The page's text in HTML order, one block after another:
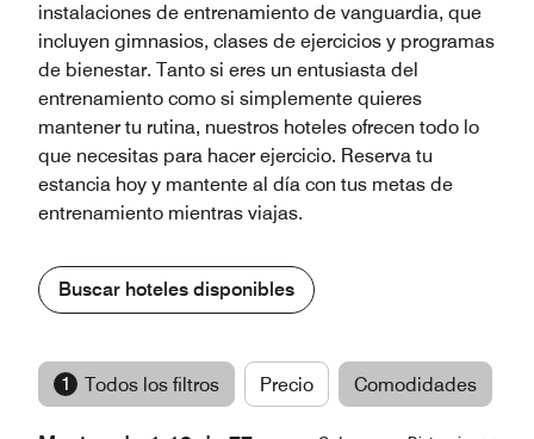
instalaciones de entrenamiento de vanguardia, que
incluyen gimnasios, clases de ejercicios y programas
de bienestar. Tanto si eres un entusiasta del
entrenamiento como si simplemente quieres
mantener tu rutina, nuestros hoteles ofrecen todo lo
que necesitas para hacer ejercicio. Reserva tu
estancia hoy y mantente al día con tus metas de
entrenamiento mientras viajas.
Buscar hoteles disponibles
1 Todos los filtros Precio Comodidades